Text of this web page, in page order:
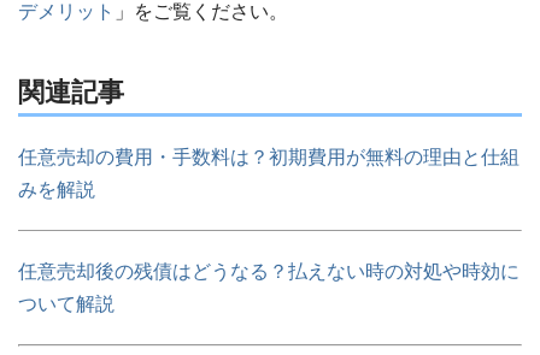
デメリット 」をご覧ください。
関連記事
任意売却の費用・手数料は？初期費用が無料の理由と仕組
みを解説
任意売却後の残債はどうなる？払えない時の対処や時効に
ついて解説